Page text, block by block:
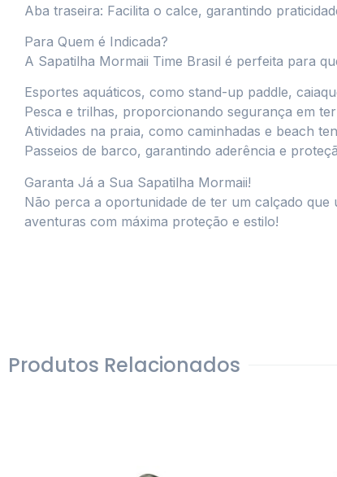
Aba traseira: Facilita o calce, garantindo
Para Quem é Indicada?
A Sapatilha Mormaii Time Brasil é perfeita para
Esportes aquáticos, como stand-up paddle,
Pesca e trilhas, proporcionando segurança em
Atividades na praia, como caminhadas e beach
Passeios de barco, garantindo aderência e
Garanta Já a Sua Sapatilha Mormaii!
Não perca a oportunidade de ter um calçado
aventuras com máxima proteção e estilo!
Produtos Relacionados